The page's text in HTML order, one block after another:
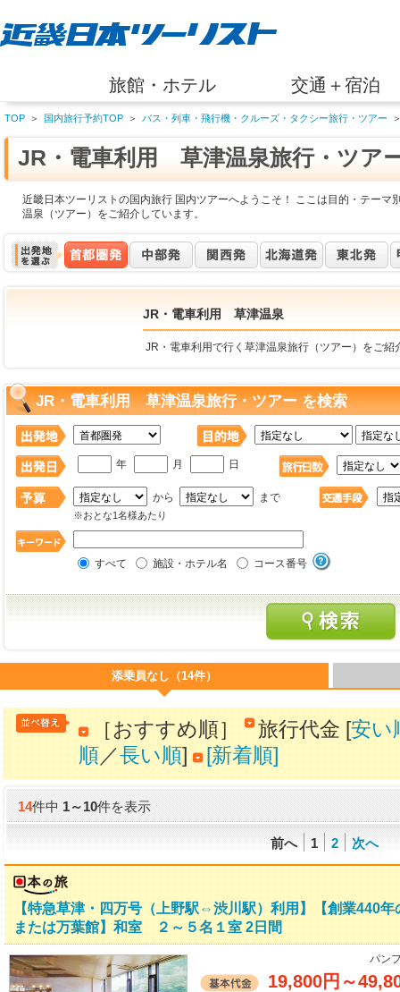
旅館・ホテル 交通＋宿泊
TOP ＞ 国内旅行予約TOP ＞ バス・列車・飛行機・クルーズ・タクシー旅行・ツアー
JR・電車利用 草津温泉旅行・ツア
近畿日本ツーリストの国内旅行 国内ツアーへようこそ！ ここは目的・テー
温泉（ツアー）をご紹介しています。
JR・電車利用 草津温泉
JR・電車利用で行く草津温泉旅行（ツアー）をご紹
JR・電車利用 草津温泉旅行・ツアー を検索
年 月 日
から まで
※おとな1名様あたり
すべて 施設・ホテル名 コース番号
添乗員なし（14件）
［おすすめ順］ 旅行代金 [安い
順／長い順] [新着順]
14件中1～10件を表示
前へ 1 2 次へ
【特急草津・四万号（上野駅⇔渋川駅）利用】【創業440
または万葉館】和室 ２～５名１室 2日間
パン
19,800円 ～